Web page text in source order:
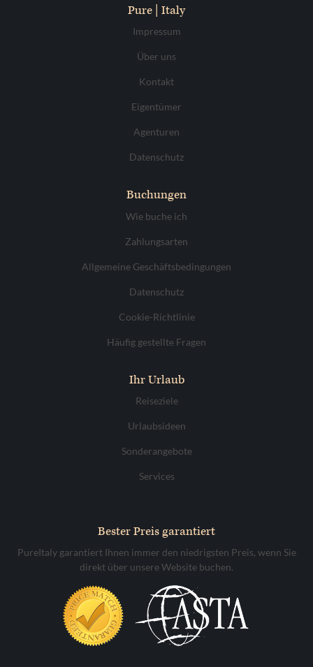
Pure | Italy
Impressum
Über uns
Kontakt
Eigentümer
Agenturen
Datenschutz
Buchungen
Wie buche ich
Zahlungsarten
Allgemeine Geschäftsbedingungen
Datenschutz
Cookie-Richtlinie
Häufig gestellte Fragen
Ihr Urlaub
Reiseziele
Urlaubsideen
Sonderangebote
Services
Bester Preis garantiert
PureItaly garantiert Ihnen immer den niedrigsten Preis, wenn Sie
direkt über unsere Website buchen.